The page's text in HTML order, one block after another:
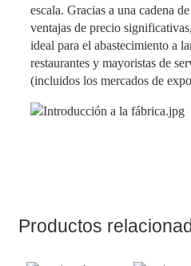
escala. Gracias a una cadena
ventajas de precio
ideal para el abastecimiento a
restaurantes y mayoristas de
(incluidos los mercados de
Productos